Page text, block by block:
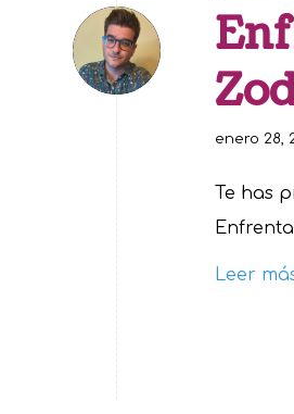
enero 28,
Te has
Leer